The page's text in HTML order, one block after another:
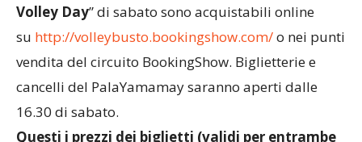
BIGLIETTI – I biglietti per il “PalaYamamay
Volley Day ” di sabato sono acquistabili online
suhttp://volleybusto.bookingshow.com/o nei punti
vendita del circuito BookingShow. Biglietterie e
cancelli del PalaYamamay saranno aperti dalle